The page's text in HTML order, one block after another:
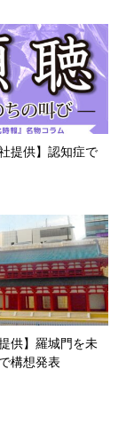
提供】認知症で
供】羅城門を未
構想発表